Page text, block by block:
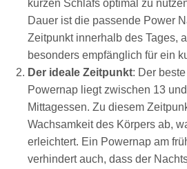
kurzen Schlafs optimal zu
Dauer ist die passende Power
Zeitpunkt innerhalb des Tages,
besonders empfänglich für ein
Der ideale Zeitpunkt: Der
Powernap liegt zwischen 13
Mittagessen. Zu diesem
Wachsamkeit des Körpers ab,
erleichtert. Ein Powernap am
verhindert auch, dass der